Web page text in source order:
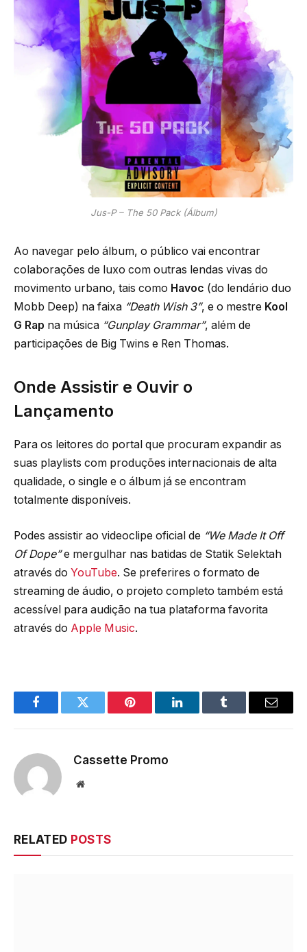
Jus-P – The 50 Pack (Álbum)
Ao navegar pelo álbum, o público vai encontrar
colaborações de luxo com outras lendas vivas do
movimento urbano, tais como Havoc (do lendário duo
Mobb Deep) na faixa “Death Wish 3”, e o mestre Kool
G Rap na música “Gunplay Grammar”, além de
participações de Big Twins e Ren Thomas.
Onde Assistir e Ouvir o
Lançamento
Para os leitores do portal que procuram expandir as
suas playlists com produções internacionais de alta
qualidade, o single e o álbum já se encontram
totalmente disponíveis.
Podes assistir ao videoclipe oficial de “We Made It Off
Of Dope”e mergulhar nas batidas de Statik Selektah
através do YouTube. Se preferires o formato de
streaming de áudio, o projeto completo também está
acessível para audição na tua plataforma favorita
através do Apple Music.
FacebookTwitter Pinterest LinkedInTumblr Email
Cassette Promo
Website
RELATED POSTS